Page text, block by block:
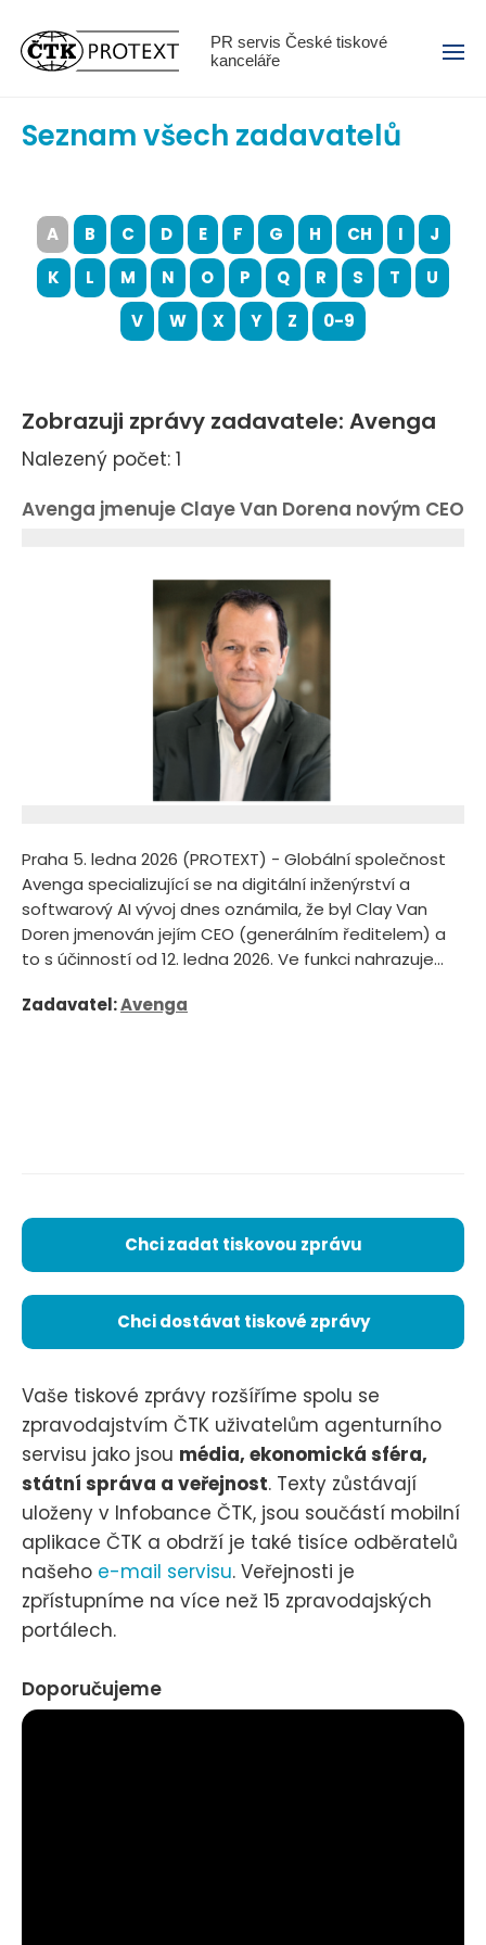
PR servis České tiskové
kanceláře
Menu
Seznam všech zadavatelů
A B C D E F G H CH I
J
K
L M N O P Q R S T
U
V
W X Y Z 0-9
Zobrazuji zprávy zadavatele: Avenga
Nalezený počet: 1
Avenga jmenuje Claye Van Dorena novým CEO
Praha 5. ledna 2026 (PROTEXT) - Globální společnost
Avenga specializující se na digitální inženýrství a
softwarový AI vývoj dnes oznámila, že byl Clay Van
Doren jmenován jejím CEO (generálním ředitelem) a
to s účinností od 12. ledna 2026. Ve funkci nahrazuje...
Zadavatel:Avenga
Chci zadat tiskovou zprávu
Chci dostávat tiskové zprávy
Vaše tiskové zprávy rozšíříme spolu se
zpravodajstvím ČTK uživatelům agenturního
servisu jako jsou média, ekonomická sféra,
státní správa a veřejnost. Texty zůstávají
uloženy v Infobance ČTK, jsou součástí mobilní
aplikace ČTK a obdrží je také tisíce odběratelů
našeho e-mail servisu. Veřejnosti je
zpřístupníme na více než 15 zpravodajských
portálech.
Doporučujeme